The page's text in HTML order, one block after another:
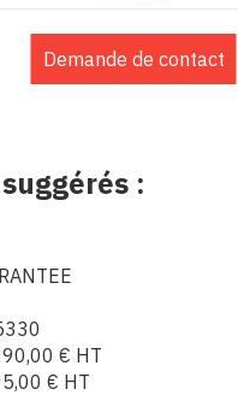
Demande de contact
:
€ HT
€ HT